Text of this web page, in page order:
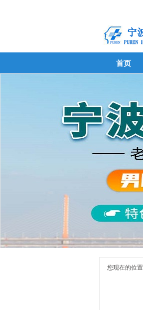
首页
您现在的位置